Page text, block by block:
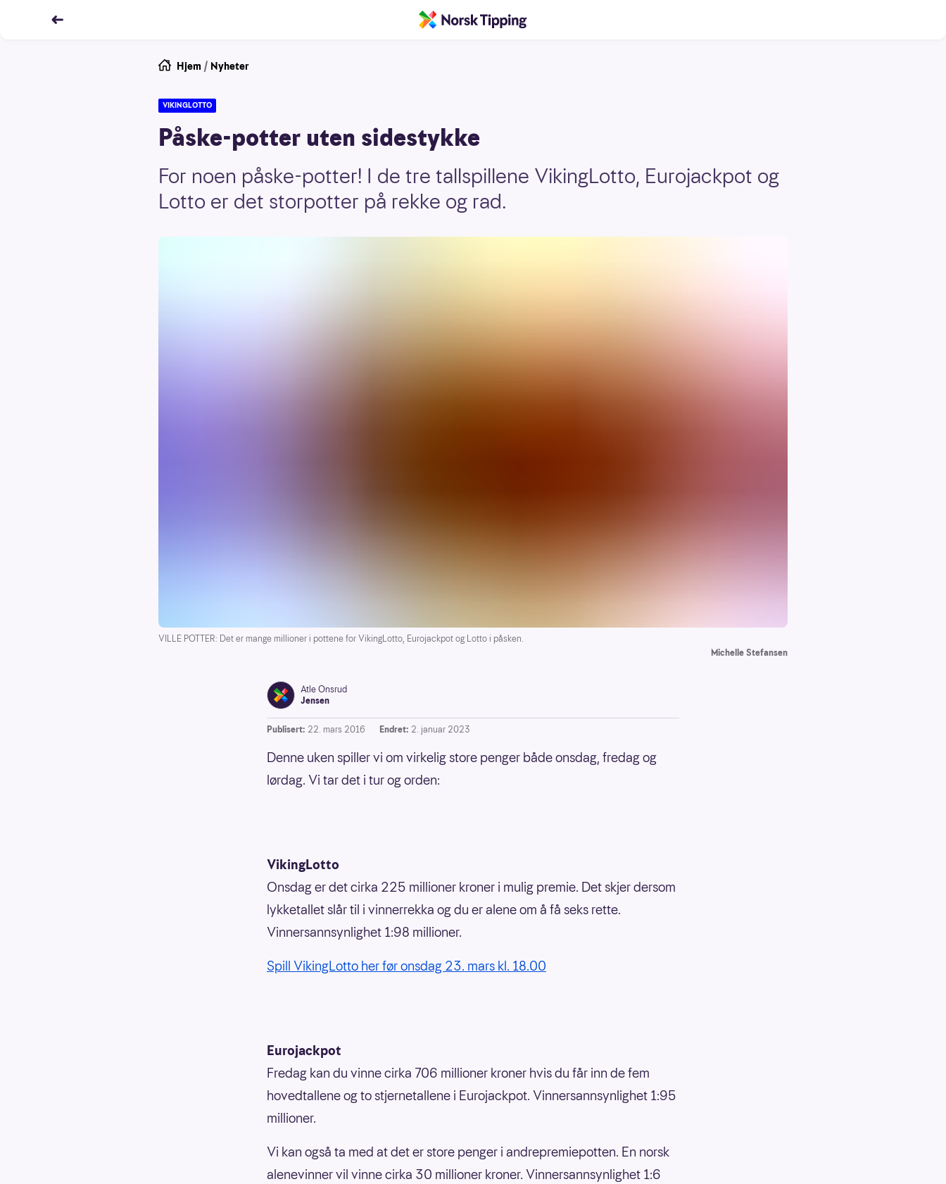
Hjem / Nyheter
VIKINGLOTTO
Påske-potter uten sidestykke
For noen påske-potter! I de tre tallspillene VikingLotto, Eurojackpot og
Lotto er det storpotter på rekke og rad.
VILLE POTTER: Det er mange millioner i pottene for VikingLotto, Eurojackpot og Lotto i påsken.
Michelle Stefansen
Atle Onsrud
Jensen
Publisert: 22. mars 2016 Endret: 2. januar 2023
Denne uken spiller vi om virkelig store penger både onsdag, fredag og
lørdag. Vi tar det i tur og orden:
VikingLotto
Onsdag er det cirka 225 millioner kroner i mulig premie. Det skjer dersom
lykketallet slår til i vinnerrekka og du er alene om å få seks rette.
Vinnersannsynlighet 1:98 millioner.
Spill VikingLotto her før onsdag 23. mars kl. 18.00
Eurojackpot
Fredag kan du vinne cirka 706 millioner kroner hvis du får inn de fem
hovedtallene og to stjernetallene i Eurojackpot. Vinnersannsynlighet 1:95
millioner.
Vi kan også ta med at det er store penger i andrepremiepotten. En norsk
alenevinner vil vinne cirka 30 millioner kroner. Vinnersannsynlighet 1:6